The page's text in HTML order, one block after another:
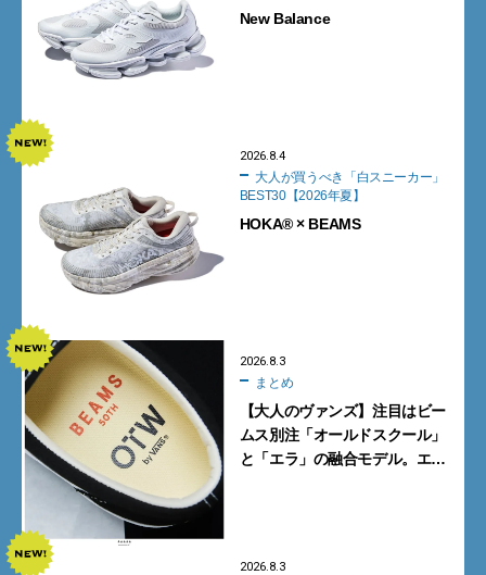
New Balance
2026.8.4
BEST30【2026年夏】
HOKA® × BEAMS
2026.8.3
まとめ
【大人のヴァンズ】注目はビー
ムス別注「オールドスクール」
と「エラ」の融合モデル。エ
2026.8.3